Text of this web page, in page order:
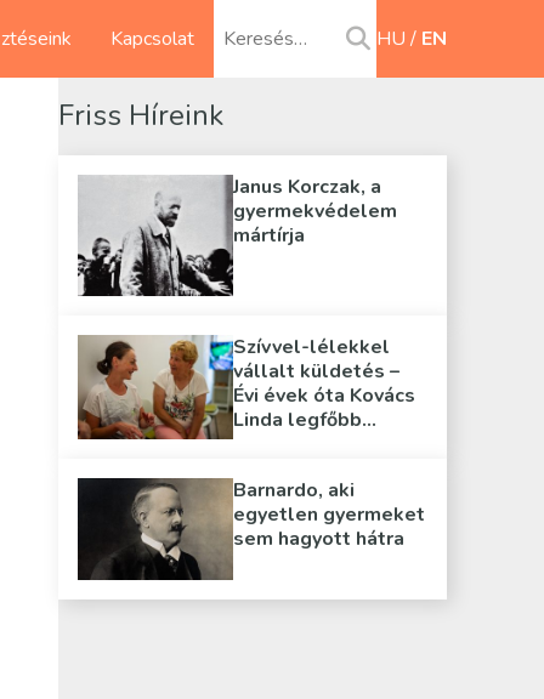
Kapcsolat HU EN
Friss Híreink
Janus Korczak, a
gyermekvédelem
mártírja
Szívvel-lélekkel
vállalt küldetés –
Évi évek óta Kovács
Linda legfőbb
Barnardo, aki
egyetlen gyermeket
sem hagyott hátra